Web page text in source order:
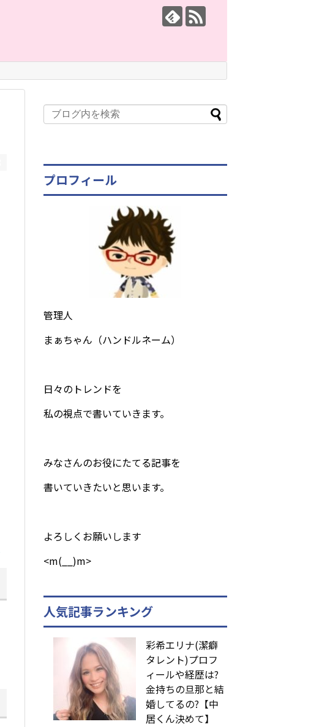
プロフィール
管理人
まぁちゃん（ハンドルネーム）
日々のトレンドを
私の視点で書いていきます。
みなさんのお役にたてる記事を
書いていきたいと思います。
よろしくお願いします
<m(__)m>
人気記事ランキング
彩希エリナ(潔癖
タレント)プロフ
ィールや経歴は?
金持ちの旦那と結
婚してるの?【中
居くん決めて】